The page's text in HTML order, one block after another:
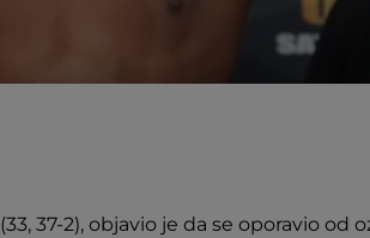
(33, 37-2), objavio je da se oporavio od